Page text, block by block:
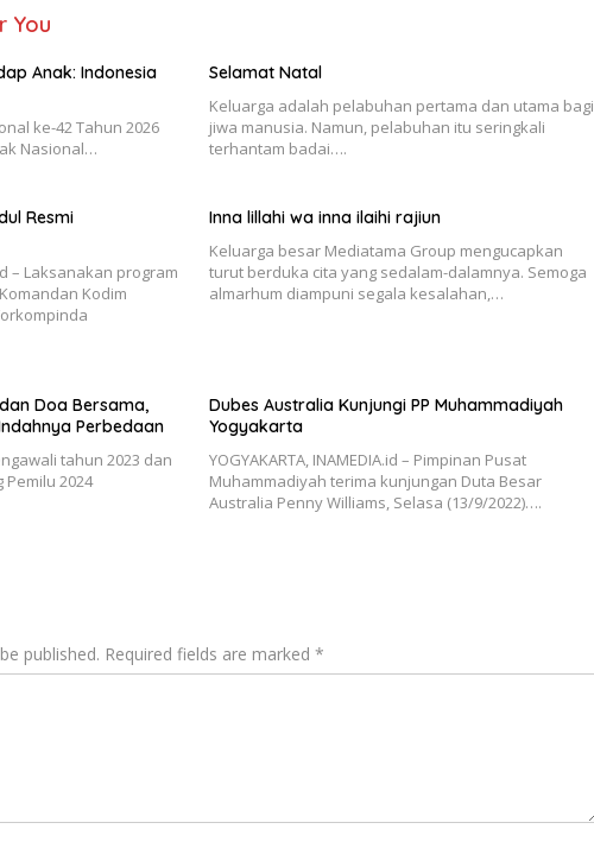
You
Anak: Indonesia
ke-42 Tahun 2026
Nasional…
Selamat Natal
Keluarga adalah pelabuhan pertama dan utama bagi
jiwa manusia. Namun, pelabuhan itu seringkali
terhantam badai….
Resmi
– Laksanakan program
Kodim
Inna lillahi wa inna ilaihi rajiun
Keluarga besar Mediatama Group mengucapkan
turut berduka cita yang sedalam-dalamnya. Semoga
almarhum diampuni segala kesalahan,…
Doa Bersama,
Perbedaan
tahun 2023 dan
2024
Dubes Australia Kunjungi PP Muhammadiyah
Yogyakarta
YOGYAKARTA, INAMEDIA.id – Pimpinan Pusat
Muhammadiyah terima kunjungan Duta Besar
Australia Penny Williams, Selasa (13/9/2022)….
published. Required fields are marked *